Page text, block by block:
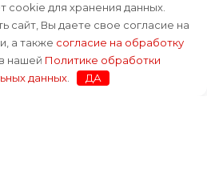
cookie для хранения данных.
сайт, Вы даете свое согласие на
а также согласие на обработку
нашей Политике обработки
данных. ДА